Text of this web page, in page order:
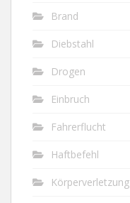
Brand
Diebstahl
Drogen
Einbruch
Fahrerflucht
Haftbefehl
Körperverletzung